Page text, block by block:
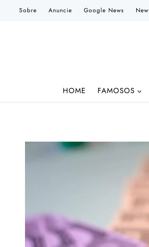
Sobre Anuncie Google News
HOME FAMOSOS